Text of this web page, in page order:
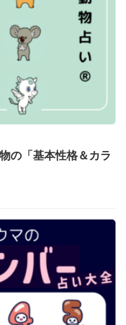
の「基本性格＆カラ